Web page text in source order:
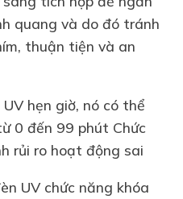
quang và do đó tránh
thuận tiện và an
hẹn giờ, nó có thể
0 đến 99 phút Chức
rủi ro hoạt động sai
UV chức năng khóa